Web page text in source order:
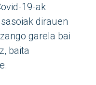
19-ak
dirauen
garela bai
baita